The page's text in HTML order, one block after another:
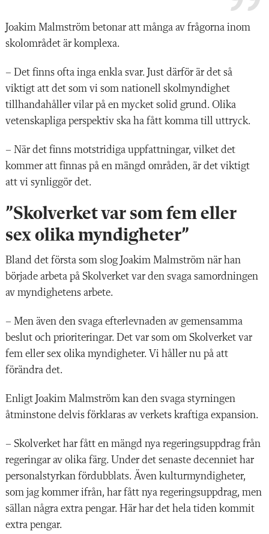
Joakim Malmström betonar att många av frågorna inom
skolområdet är komplexa.
– Det finns ofta inga enkla svar. Just därför är det så
viktigt att det som vi som nationell skolmyndighet
tillhandahåller vilar på en mycket solid grund. Olika
vetenskapliga perspektiv ska ha fått komma till uttryck.
– När det finns motstridiga uppfattningar, vilket det
kommer att finnas på en mängd områden, är det viktigt
att vi synliggör det.
”Skolverket var som fem eller
sex olika myndigheter”
Bland det första som slog Joakim Malmström när han
började arbeta på Skolverket var den svaga samordningen
av myndighetens arbete.
– Men även den svaga efterlevnaden av gemensamma
beslut och prioriteringar. Det var som om Skolverket var
fem eller sex olika myndigheter. Vi håller nu på att
förändra det.
Enligt Joakim Malmström kan den svaga styrningen
åtminstone delvis förklaras av verkets kraftiga expansion.
– Skolverket har fått en mängd nya regeringsuppdrag från
regeringar av olika färg. Under det senaste decenniet har
personalstyrkan fördubblats. Även kulturmyndigheter,
som jag kommer ifrån, har fått nya regeringsuppdrag, men
sällan några extra pengar. Här har det hela tiden kommit
extra pengar.